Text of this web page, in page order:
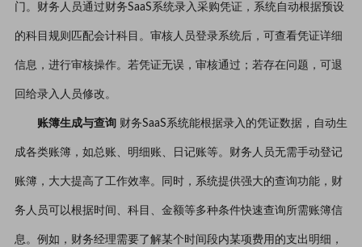
门。财务人员通过财务SaaS系统录入采购凭证，系统自动根据预设
的科目规则匹配会计科目。审核人员登录系统后，可查看凭证详细
信息，进行审核操作。若凭证无误，审核通过；若存在问题，可退
回给录入人员修改。
账簿生成与查询 财务SaaS系统能根据录入的凭证数据，自动生
成各类账簿，如总账、明细账、日记账等。财务人员无需手动登记
账簿，大大提高了工作效率。同时，系统提供强大的查询功能，财
务人员可以根据时间、科目、金额等多种条件快速查询所需账簿信
息。例如，财务经理需要了解某个时间段内某项费用的支出明细，